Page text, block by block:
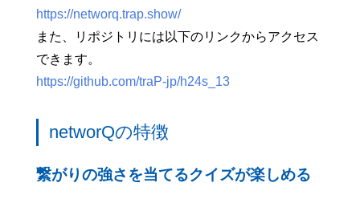
https://networq.trap.show/
また、リポジトリには以下のリンクからアクセス
できます。
https://github.com/traP-jp/h24s_13
networQの特徴
繋がりの強さを当てるクイズが楽しめる